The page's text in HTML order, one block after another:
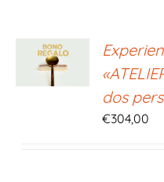
dos
€304,00